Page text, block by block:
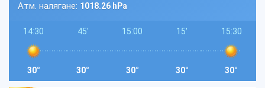
Атм. налягане: 1018.26 hPa
14:30
30°
45'
30°
15:00
30°
15'
30°
15:30
30°